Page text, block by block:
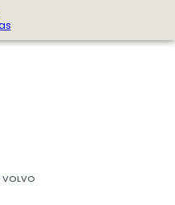
VOLVO